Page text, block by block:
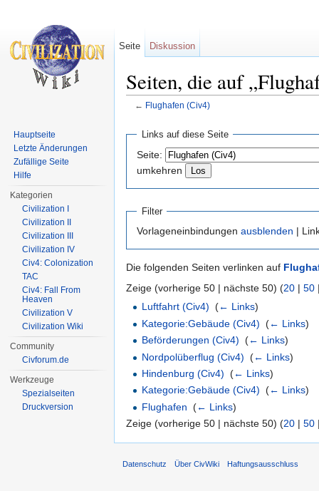
Seiten, die auf
← Flughafen (Civ4)
Links auf diese Seite
Seite:
umkehren
Filter
Vorlageneinbindungen ausblenden |
Die folgenden Seiten verlinken auf
Zeige (vorherige 50 | nächste 50) (20 | 50
Luftfahrt (Civ4)
(← Links)
Kategorie:Gebäude (Civ4)
(← Links)
Beförderungen (Civ4)
(← Links)
Nordpolüberflug (Civ4)
(← Links)
Hindenburg (Civ4)
(← Links)
Kategorie:Gebäude (Civ4)
(← Links)
Flughafen
(← Links)
Zeige (vorherige 50 | nächste 50) (20 | 50
Seite Diskussion
Hauptseite
Letzte Änderungen
Zufällige Seite
Hilfe
Kategorien
Civilization I
Civilization II
Civilization III
Civilization IV
Civ4: Colonization
TAC
Civ4: Fall From
Heaven
Civilization V
Civilization Wiki
Community
Civforum.de
Werkzeuge
Spezialseiten
Druckversion
Datenschutz Über CivWiki Haftungsausschluss